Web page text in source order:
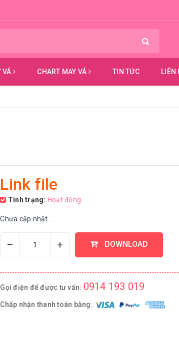
VÁ CHART MAY VÁ TIN TỨC LIÊN
Link file
Tình trạng: Hoạt động
Chưa cập nhật...
– + DOWNLOAD
Gọi điện để được tư vấn: 0914 193 019
Chấp nhận thanh toán bằng: